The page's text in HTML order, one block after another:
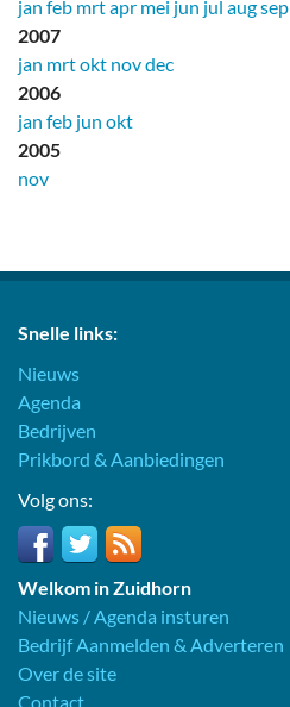
jan feb mrtapr mei jun jul augsep
2007
jan mrtokt novdec
2006
jan feb jun okt
2005
nov
Snelle links:
Nieuws
Agenda
Bedrijven
Prikbord & Aanbiedingen
Volg ons:
Welkom in Zuidhorn
Nieuws / Agenda insturen
Bedrijf Aanmelden & Adverteren
Over de site
Contact